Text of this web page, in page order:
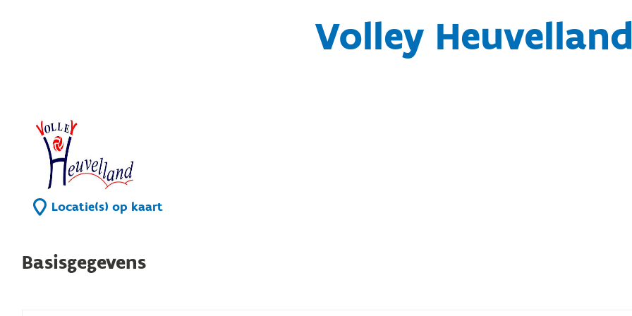
Volley
Locatie(s) op kaart
Basisgegevens